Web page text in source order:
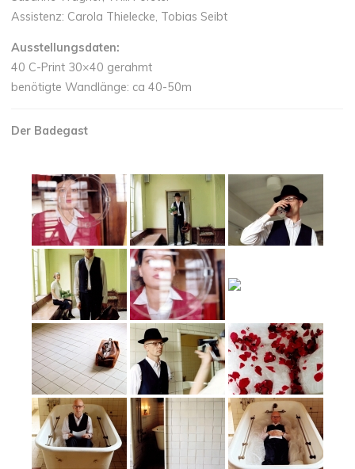
Assistenz: Carola Thielecke, Tobias Seibt
Ausstellungsdaten:
40 C-Print 30×40 gerahmt
benötigte Wandlänge: ca 40-50m
Der Badegast